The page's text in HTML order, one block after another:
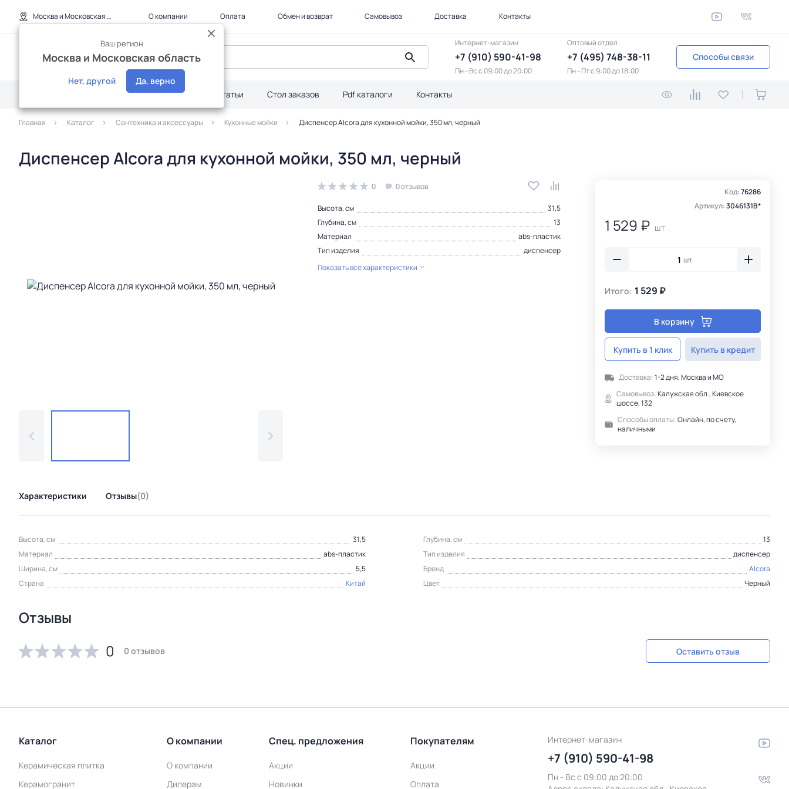
Москва и Московская область
Ваш регион
Москва и Московская область
Нет, другой Да, верно
О компании Оплата Обмен и возврат Самовывоз Доставка Контакты
Интернет-магазин
+7 (910) 590-41-98
Пн - Вс с 09:00 до 20:00
Оптовый отдел
+7 (495) 748-38-11
Пн - Пт c 9:00 до 18:00
Способы связи
Дилерам Акции Статьи Стол заказов Pdf каталоги Контакты
Главная Каталог Сантехника и аксессуары Кухонные мойки Диспенсер Alcora для кухонной мойки, 350 мл, черный
Диспенсер Alcora для кухонной мойки, 350 мл, черный
0 0 отзывов
Высота, см
31,5
Глубина, см
13
Материал
abs-пластик
Тип изделия
диспенсер
Показать все характеристики
Код:76286
Артикул:3046131B*
1 529 ₽ шт
шт
Итого: 1 529 ₽
В корзину
Купить в 1 клик Купить в кредит
Доставка:1-2 дня, Москва и МО
Самовывоз:Калужская обл., Киевское
шоссе, 132
Способы оплаты:Онлайн, по счету,
наличными
Характеристики Отзывы(0)
Высота, см 31,5 Глубина, см
13
Материал
abs-пластик Тип изделия
диспенсер
Ширина, см
5,5 Бренд
Alcora
Страна
Китай Цвет Черный
Отзывы
0
0 отзывов Оставить отзыв
Каталог
Керамическая плитка
Керамогранит
О компании
О компании
Дилерам
Спец. предложения
Акции
Новинки
Покупателям
Акции
Оплата
Интернет-магазин
+7 (910) 590-41-98
Пн - Вс с 09:00 до 20:00